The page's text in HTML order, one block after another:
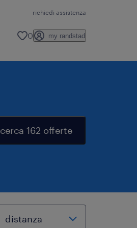
richiedi assistenza
0 my randstad
cerca 162 offerte